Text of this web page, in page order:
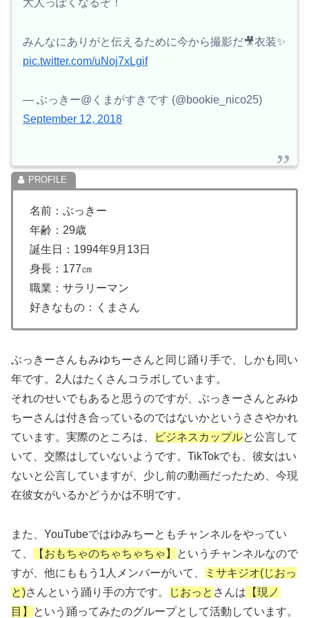
みんなにありがと伝えるために今から撮影だ🎥衣装✨
pic.twitter.com/uNoj7xLgif
— ぶっきー@くまがすきです (@bookie_nico25)
September 12, 2018
名前：ぶっきー
年齢：29歳
誕生日：1994年9月13日
身長：177㎝
職業：サラリーマン
好きなもの：くまさん
ぶっきーさんもみゆちーさんと同じ踊り手で、しかも同い
年です。2人はたくさんコラボしています。
それのせいでもあると思うのですが、ぶっきーさんとみゆ
ちーさんは付き合っているのではないかというささやかれ
ています。実際のところは、
ビジネスカップルと公言して
いて、交際はしていないようです。TikTokでも、彼女はい
ないと公言していますが、少し前の動画だったため、今現
在彼女がいるかどうかは不明です。
また、YouTubeではゆみちーともチャンネルをやってい
て、
【おもちゃのちゃちゃちゃ】
というチャンネルなので
すが、他にももう1人メンバーがいて、
ミサキジオ(じおっ
と)さんという踊り手の方です。 じおっと さんは 【現ノ
目】
という踊ってみたのグループとして活動しています。